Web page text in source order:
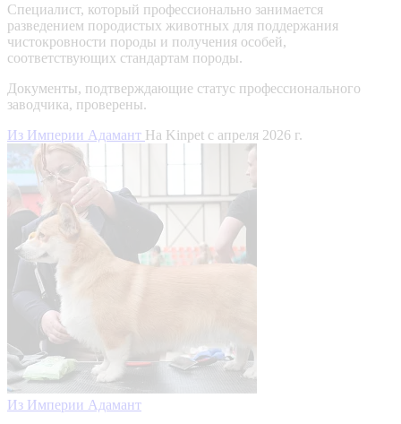
Специалист, который профессионально занимается
разведением породистых животных для поддержания
чистокровности породы и получения особей,
соответствующих стандартам породы.
Документы, подтверждающие статус профессионального
заводчика, проверены.
Из Империи Адамант На Kinpet c апреля 2026 г.
Из Империи Адамант